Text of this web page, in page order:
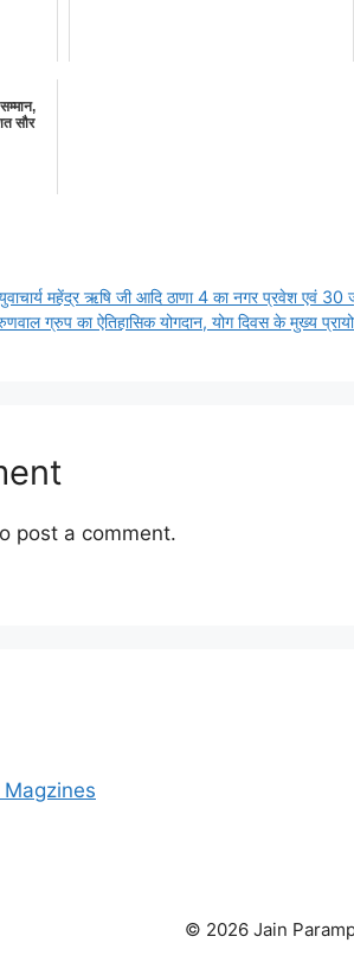
सौर
महेंद्र ऋषि जी आदि ठाणा 4 का नगर प्रवेश एवं 30
ग्रुप का ऐतिहासिक योगदान, योग दिवस के मुख्य
post a comment.
© 2026 Jain